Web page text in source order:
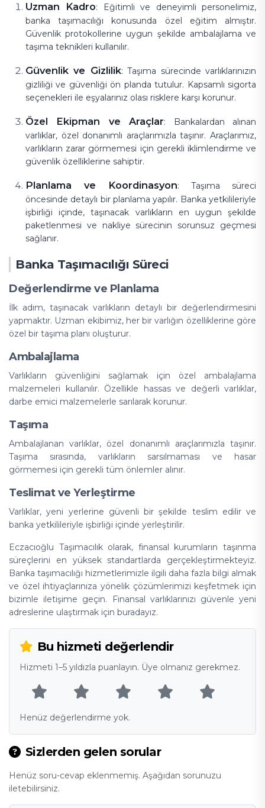
Uzman Kadro: Eğitimli ve deneyimli personelimiz,
banka taşımacılığı konusunda özel eğitim almıştır.
Güvenlik protokollerine uygun şekilde ambalajlama ve
taşıma teknikleri kullanılır.
Güvenlik ve Gizlilik: Taşıma sürecinde varlıklarınızın
gizliliği ve güvenliği ön planda tutulur. Kapsamlı sigorta
seçenekleri ile eşyalarınız olası risklere karşı korunur.
Özel Ekipman ve Araçlar: Bankalardan alınan
varlıklar, özel donanımlı araçlarımızla taşınır. Araçlarımız,
varlıkların zarar görmemesi için gerekli iklimlendirme ve
güvenlik özelliklerine sahiptir.
Planlama ve Koordinasyon: Taşıma süreci
öncesinde detaylı bir planlama yapılır. Banka yetkilileriyle
işbirliği içinde, taşınacak varlıkların en uygun şekilde
paketlenmesi ve nakliye sürecinin sorunsuz geçmesi
sağlanır.
Banka Taşımacılığı Süreci
Değerlendirme ve Planlama
İlk adım, taşınacak varlıkların detaylı bir değerlendirmesini
yapmaktır. Uzman ekibimiz, her bir varlığın özelliklerine göre
özel bir taşıma planı oluşturur.
Ambalajlama
Varlıkların güvenliğini sağlamak için özel ambalajlama
malzemeleri kullanılır. Özellikle hassas ve değerli varlıklar,
darbe emici malzemelerle sarılarak korunur.
Taşıma
Ambalajlanan varlıklar, özel donanımlı araçlarımızla taşınır.
Taşıma sırasında, varlıkların sarsılmaması ve hasar
görmemesi için gerekli tüm önlemler alınır.
Teslimat ve Yerleştirme
Varlıklar, yeni yerlerine güvenli bir şekilde teslim edilir ve
banka yetkilileriyle işbirliği içinde yerleştirilir.
Eczacıoğlu Taşımacılık olarak, finansal kurumların taşınma
süreçlerini en yüksek standartlarda gerçekleştirmekteyiz.
Banka taşımacılığı hizmetlerimizle ilgili daha fazla bilgi almak
ve özel ihtiyaçlarınıza yönelik çözümlerimizi keşfetmek için
bizimle iletişime geçin. Finansal varlıklarınızı güvenle yeni
adreslerine ulaştırmak için buradayız.
Bu hizmeti değerlendir
Hizmeti 1–5 yıldızla puanlayın. Üye olmanız gerekmez.
Henüz değerlendirme yok.
Sizlerden gelen sorular
Henüz soru-cevap eklenmemiş. Aşağıdan sorunuzu
iletebilirsiniz.